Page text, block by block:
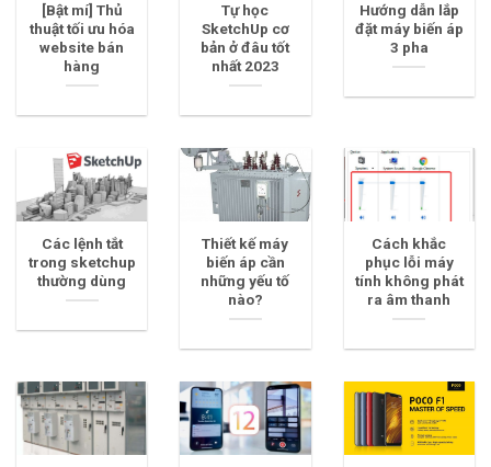
[Bật mí] Thủ
thuật tối ưu hóa
website bán
hàng
Tự học
SketchUp cơ
bản ở đâu tốt
nhất 2023
Hướng dẫn lắp
đặt máy biến áp
3 pha
Các lệnh tắt
trong sketchup
thường dùng
Thiết kế máy
biến áp cần
những yếu tố
nào?
Cách khắc
phục lỗi máy
tính không phát
ra âm thanh